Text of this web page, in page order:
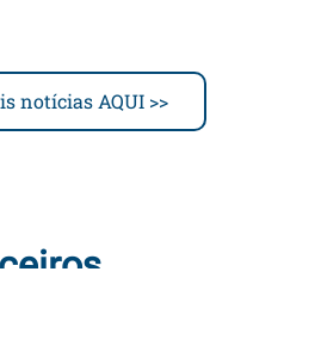
notícias AQUI >>